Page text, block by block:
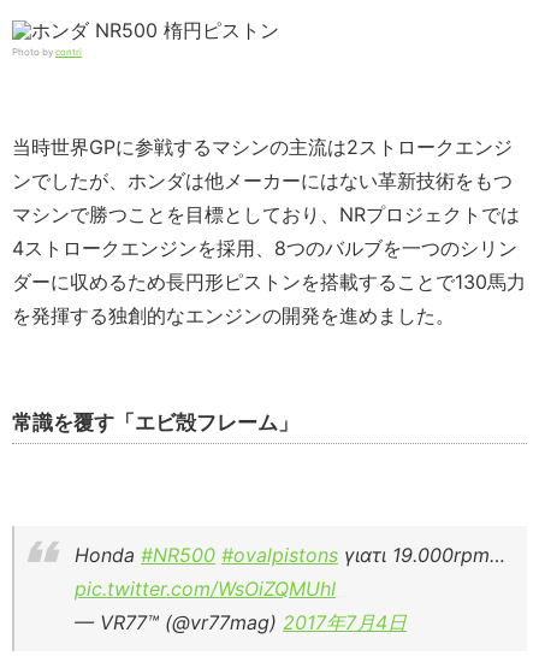
Photo by contri
当時世界GPに参戦するマシンの主流は2ストロークエンジ
ンでしたが、ホンダは他メーカーにはない革新技術をもつ
マシンで勝つことを目標としており、NRプロジェクトでは
4ストロークエンジンを採用、8つのバルブを一つのシリン
ダーに収めるため長円形ピストンを搭載することで130馬力
を発揮する独創的なエンジンの開発を進めました。
常識を覆す「エビ殻フレーム」
Honda #NR500 #ovalpistons γιατι 19.000rpm…
pic.twitter.com/WsOiZQMUhI
— VR77™ (@vr77mag) 2017年7月4日